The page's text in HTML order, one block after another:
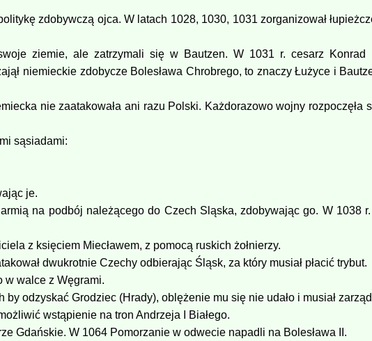
zdobywczą ojca. W latach 1028, 1030, 1031 zorganizował
ziemie, ale zatrzymali się w Bautzen. W 1031 r. cesarz Konrad
niemieckie zdobycze Bolesława Chrobrego, to znaczy Łużyce i
nie zaatakowała ani razu Polski. Każdorazowo wojny rozpoczęła
sąsiadami:
je.
na podbój należącego do Czech Sląska, zdobywając go. W 1038
z księciem Miecławem, z pomocą ruskich żołnierzy.
dwukrotnie Czechy odbierając Śląsk, za który musiał płacić trybut.
w walce z Węgrami.
by odzyskać Grodziec (Hrady), oblężenie mu się nie udało i musiał
wstąpienie na tron Andrzeja I Białego.
Gdańskie. W 1064 Pomorzanie w odwecie napadli na Bolesława II.